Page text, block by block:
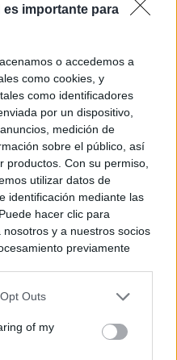
importante para
o accedemos a
como cookies, y
como identificadores
por un dispositivo,
medición de
sobre el público, así
Con su permiso,
utilizar datos de
identificación mediante las
hacer clic para
y a nuestros socios
previamente
en cuenta que algún
tiene el derecho de
preferencias se aplicarán
Outs
of my